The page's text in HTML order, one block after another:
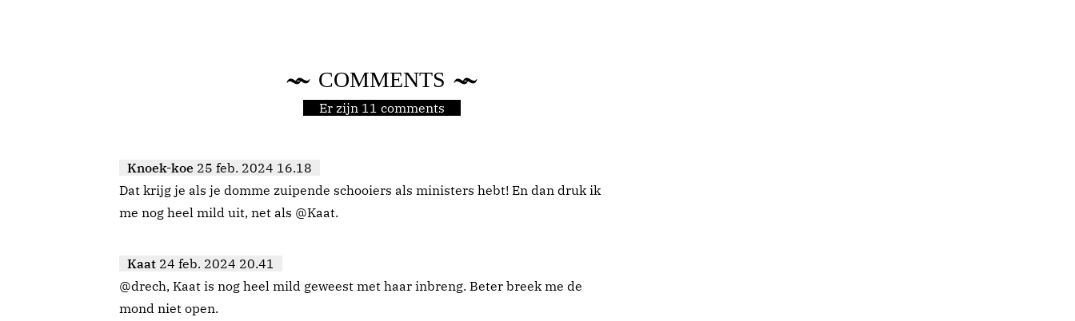
COMMENTS
Er zijn 11 comments
Knoek-koe 25 feb. 2024 16.18
Dat krijg je als je domme zuipende schooiers als ministers hebt! En dan druk ik
me nog heel mild uit, net als @Kaat.
Kaat 24 feb. 2024 20.41
@drech, Kaat is nog heel mild geweest met haar inbreng. Beter breek me de
mond niet open.